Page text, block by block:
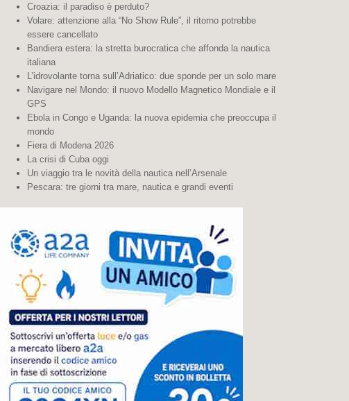
Croazia: il paradiso è perduto?
Volare: attenzione alla “No Show Rule”, il ritorno potrebbe
essere cancellato
Bandiera estera: la stretta burocratica che affonda la nautica
italiana
L’idrovolante torna sull’Adriatico: due sponde per un solo mare
Navigare nel Mondo: il nuovo Modello Magnetico Mondiale e il
GPS
Ebola in Congo e Uganda: la nuova epidemia che preoccupa il
mondo
Fiera di Modena 2026
La crisi di Cuba oggi
Un viaggio tra le novità della nautica nell’Arsenale
Pescara: tre giorni tra mare, nautica e grandi eventi